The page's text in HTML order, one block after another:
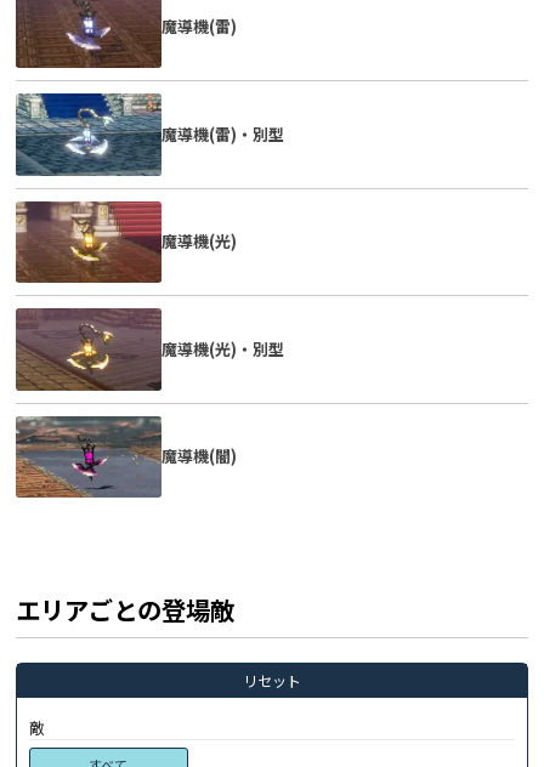
魔導機(雷)
魔導機(雷)・別型
魔導機(光)
魔導機(光)・別型
魔導機(闇)
エリアごとの登場敵
リセット
敵